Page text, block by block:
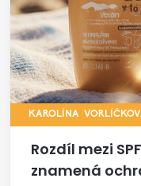
KAROLÍNA
Rozdíl mezi
znamená